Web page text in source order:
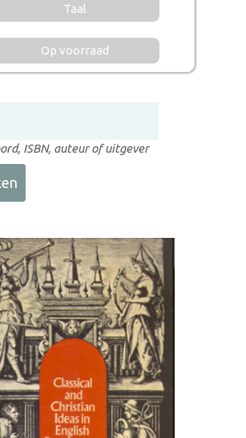
Taal
Op voorraad
ISBN, auteur of uitgever